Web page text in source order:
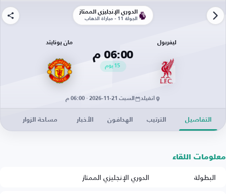
الدوري الإنجليزي الممتاز
الجولة 11 - مباراة الذهاب
ليفربول
06:00 م
15 يوم
مان يونايتد
أنفيلد السبت 21-11-2026 · 06:00 م
التفاصيل الترتيب الهدافون الأخبار مساحة الزوار
معلومات اللقاء
البطولة
الدوري الإنجليزي الممتاز